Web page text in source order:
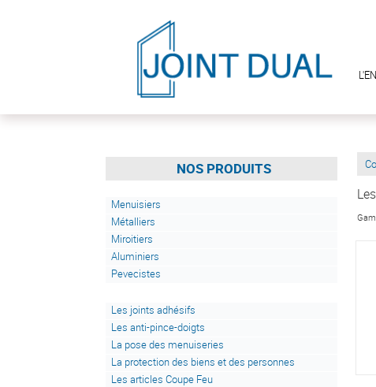
NOS PRODUITS
Menuisiers
Métalliers
Miroitiers
Aluminiers
Pevecistes
Les joints adhésifs
Les anti-pince-doigts
La pose des menuiseries
La protection des biens et des personnes
Les articles Coupe Feu